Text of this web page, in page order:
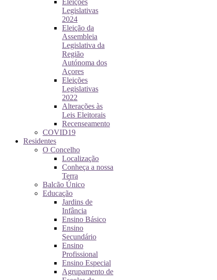
Eleições
Legislativas
2024
Eleição da
Assembleia
Legislativa da
Região
Autónoma dos
Açores
Eleições
Legislativas
2022
Alterações às
Leis Eleitorais
Recenseamento
COVID19
Residentes
O Concelho
Localização
Conheça a nossa
Terra
Balcão Único
Educação
Jardins de
Infância
Ensino Básico
Ensino
Secundário
Ensino
Profissional
Ensino Especial
Agrupamento de